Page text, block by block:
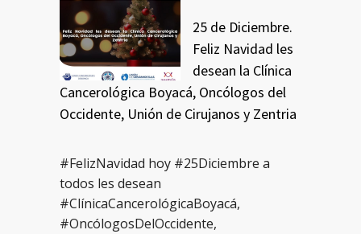
25 de Diciembre.
Feliz Navidad les
desean la Clínica
Cancerológica Boyacá, Oncólogos del
Occidente, Unión de Cirujanos y Zentria
#FelizNavidad hoy #25Diciembre a
todos les desean
#ClínicaCancerológicaBoyacá,
#OncólogosDelOccidente,